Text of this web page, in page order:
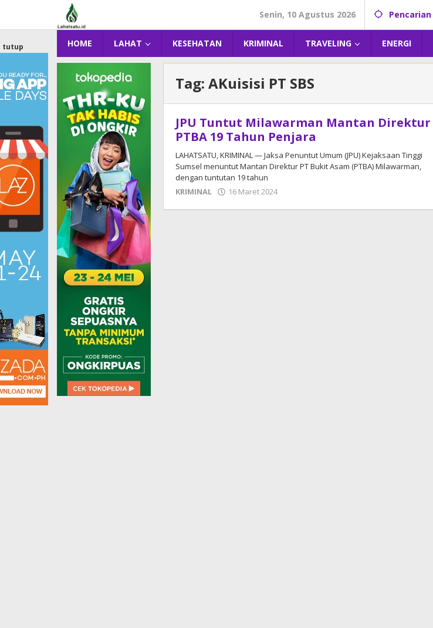
konten
Senin, 10 Agustus 2026 Pencarian
HOME LAHAT KESEHATAN KRIMINAL TRAVELING ENERGI
tutup
Tag:AKuisisi PT SBS
JPU Tuntut Milawarman Mantan Direktur
PTBA 19 Tahun Penjara
LAHATSATU, KRIMINAL — Jaksa Penuntut Umum (JPU) Kejaksaan Tinggi
Sumsel menuntut Mantan Direktur PT Bukit Asam (PTBA) Milawarman,
dengan tuntutan 19 tahun
KRIMINAL
16 Maret 2024